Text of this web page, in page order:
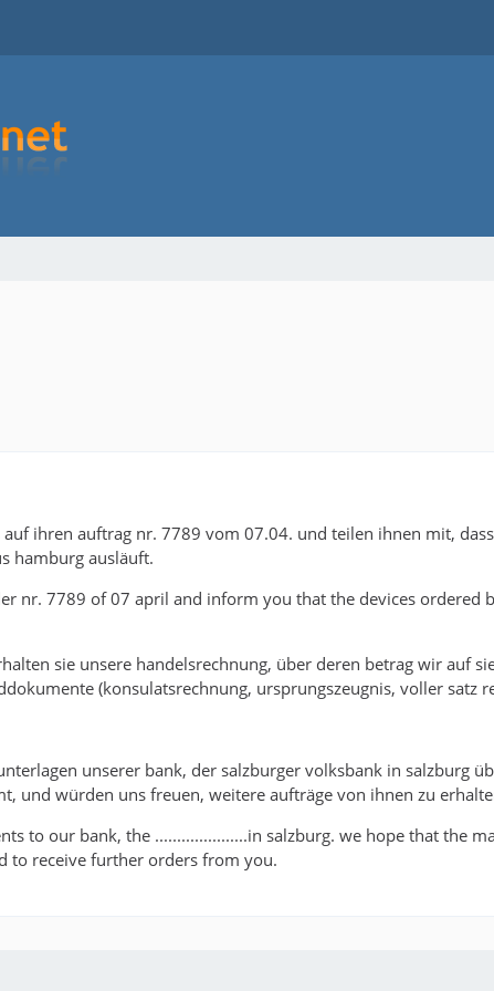
auf ihren auftrag nr. 7789 vom 07.04. und teilen ihnen mit,
hamburg ausläuft.
nr. 7789 of 07 april and inform you that the devices
sie unsere handelsrechnung, über deren betrag wir auf
(konsulatsrechnung, ursprungszeugnis, voller satz
unserer bank, der salzburger volksbank in salzburg
und würden uns freuen, weitere aufträge von ihnen zu
to our bank, the .....................in salzburg. we hope that the
to receive further orders from you.